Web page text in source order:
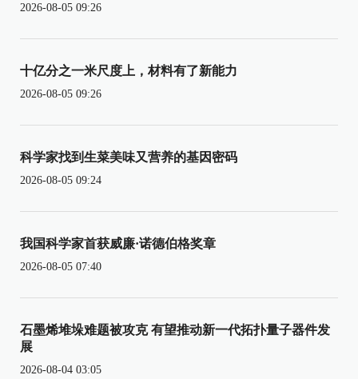
2026-08-05 09:26
十亿分之一米尺度上，材料有了新能力
2026-08-05 09:26
科学家找到生菜美味又营养的基因密码
2026-08-05 09:24
我国科学家首获威廉·诺德伯格奖章
2026-08-05 07:40
石墨烯堆垛难题被攻克 有望推动新一代拓扑量子器件发
展
2026-08-04 03:05